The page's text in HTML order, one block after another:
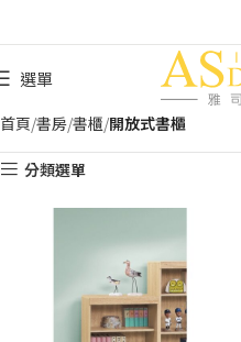
選單
首頁 書房 書櫃 開放式書櫃
分類選單